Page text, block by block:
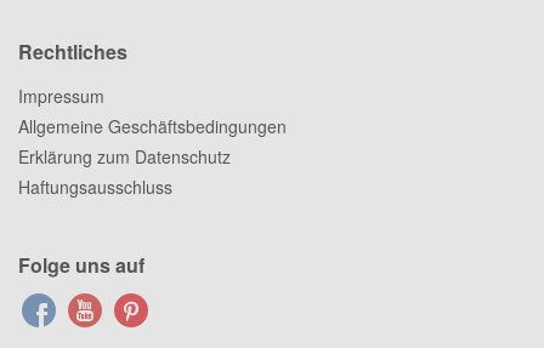
Rechtliches
Impressum
Allgemeine Geschäftsbedingungen
Erklärung zum Datenschutz
Haftungsausschluss
Folge uns auf